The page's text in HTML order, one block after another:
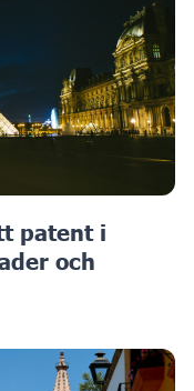
patent i
och